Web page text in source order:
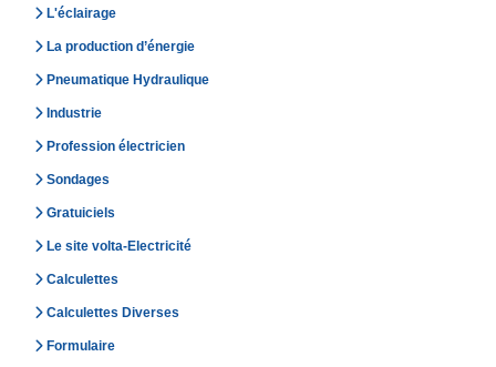
L'éclairage
La production d’énergie
Pneumatique Hydraulique
Industrie
Profession électricien
Sondages
Gratuiciels
Le site volta-Electricité
Calculettes
Calculettes Diverses
Formulaire